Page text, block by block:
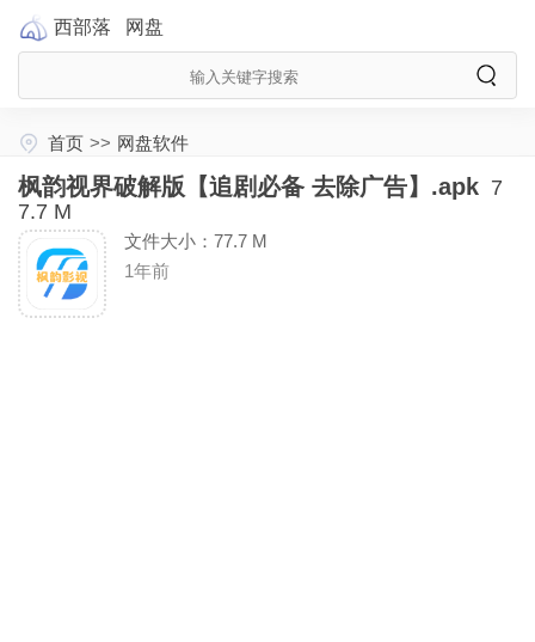
西部落 网盘
首页 >> 网盘软件
枫韵视界破解版【追剧必备 去除广告】.apk 7
7.7 M
文件大小：77.7 M
1年前